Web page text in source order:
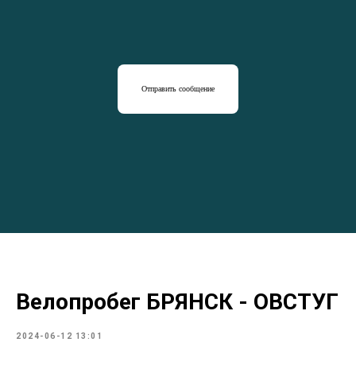
Отправить сообщение
Велопробег БРЯНСК - ОВСТУГ
2024-06-12 13:01